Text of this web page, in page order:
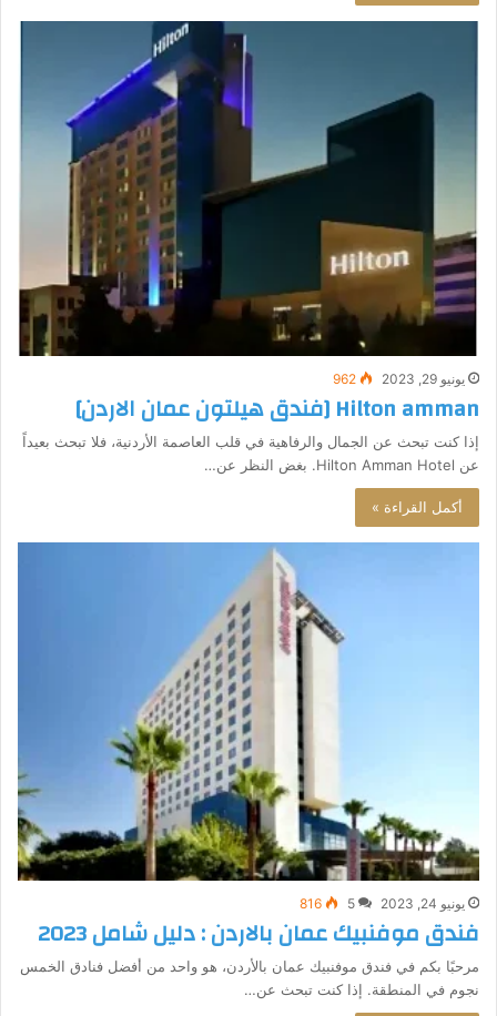
يونيو 29, 2023 962
Hilton amman [فندق هيلتون عمان الاردن]
إذا كنت تبحث عن الجمال والرفاهية في قلب العاصمة الأردنية، فلا تبحث بعيداً
عن Hilton Amman Hotel. بغض النظر عن…
أكمل القراءة »
يونيو 24, 2023 5
816
فندق موفنبيك عمان بالاردن : دليل شامل 2023
مرحبًا بكم في فندق موفنبيك عمان بالأردن، هو واحد من أفضل فنادق الخمس
نجوم في المنطقة. إذا كنت تبحث عن…